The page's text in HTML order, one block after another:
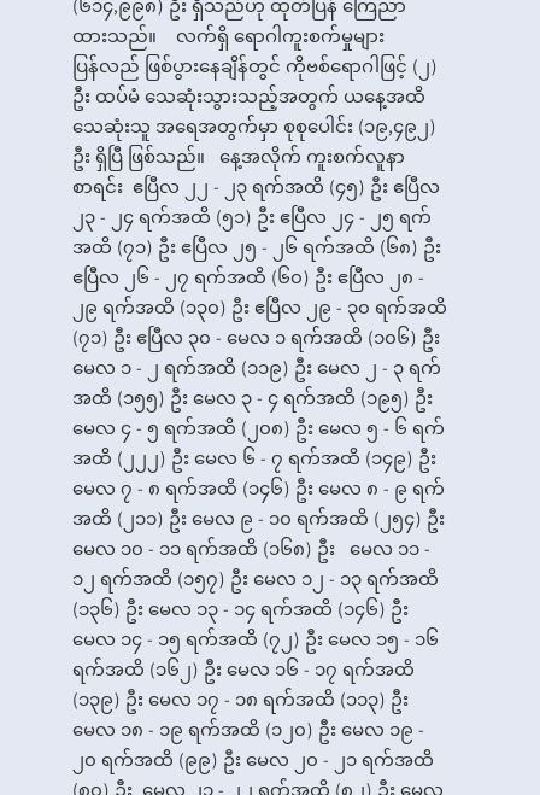
(၆၁၄,၉၉၈) ဦး ရှိသည်ဟု ထုတ်ပြန် ကြေညာ
ထားသည်။ လက်ရှိ ရောဂါကူးစက်မှုများ
ပြန်လည် ဖြစ်ပွားနေချိန်တွင် ကိုဗစ်ရောဂါဖြင့် (၂)
ဦး ထပ်မံ သေဆုံးသွားသည့်အတွက် ယနေ့အထိ
သေဆုံးသူ အရေအတွက်မှာ စုစုပေါင်း (၁၉,၄၉၂)
ဦး ရှိပြီ ဖြစ်သည်။ နေ့အလိုက် ကူးစက်လူနာ
စာရင်း ဧပြီလ ၂၂ - ၂၃ ရက်အထိ (၄၅) ဦး ဧပြီလ
၂၃ - ၂၄ ရက်အထိ (၅၁) ဦး ဧပြီလ ၂၄ - ၂၅ ရက်
အထိ (၇၁) ဦး ဧပြီလ ၂၅ - ၂၆ ရက်အထိ (၆၈) ဦး
ဧပြီလ ၂၆ - ၂၇ ရက်အထိ (၆၀) ဦး ဧပြီလ ၂၈ -
၂၉ ရက်အထိ (၁၃၀) ဦး ဧပြီလ ၂၉ - ၃၀ ရက်အထိ
(၇၁) ဦး ဧပြီလ ၃၀ - မေလ ၁ ရက်အထိ (၁၀၆) ဦး
မေလ ၁ - ၂ ရက်အထိ (၁၁၉) ဦး မေလ ၂ - ၃ ရက်
အထိ (၁၅၅) ဦး မေလ ၃ - ၄ ရက်အထိ (၁၉၅) ဦး
မေလ ၄ - ၅ ရက်အထိ (၂၀၈) ဦး မေလ ၅ - ၆ ရက်
အထိ (၂၂၂) ဦး မေလ ၆ - ၇ ရက်အထိ (၁၄၉) ဦး
မေလ ၇ - ၈ ရက်အထိ (၁၄၆) ဦး မေလ ၈ - ၉ ရက်
အထိ (၂၁၁) ဦး မေလ ၉ - ၁၀ ရက်အထိ (၂၅၄) ဦး
မေလ ၁၀ - ၁၁ ရက်အထိ (၁၆၈) ဦး မေလ ၁၁ -
၁၂ ရက်အထိ (၁၅၇) ဦး မေလ ၁၂ - ၁၃ ရက်အထိ
(၁၃၆) ဦး မေလ ၁၃ - ၁၄ ရက်အထိ (၁၄၆) ဦး
မေလ ၁၄ - ၁၅ ရက်အထိ (၇၂) ဦး မေလ ၁၅ - ၁၆
ရက်အထိ (၁၆၂) ဦး မေလ ၁၆ - ၁၇ ရက်အထိ
(၁၃၉) ဦး မေလ ၁၇ - ၁၈ ရက်အထိ (၁၁၃) ဦး
မေလ ၁၈ - ၁၉ ရက်အထိ (၁၂၀) ဦး မေလ ၁၉ -
၂၀ ရက်အထိ (၉၉) ဦး မေလ ၂၀ - ၂၁ ရက်အထိ